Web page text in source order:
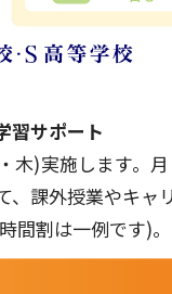
習サポート
)実施します。
課外授業やキャ
間割は一例です)。